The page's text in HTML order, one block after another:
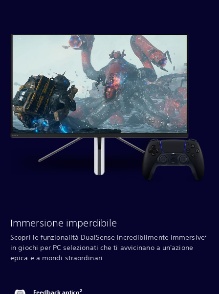
Immersione imperdibile
Scopri le funzionalità DualSense incredibilmente immersive2
in giochi per PC selezionati che ti avvicinano a un'azione
epica e a mondi straordinari.
Feedback aptico2